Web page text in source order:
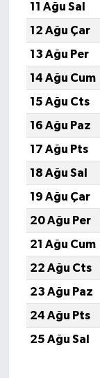
11 Ağu Sal
12 Ağu Çar
13 Ağu Per
14 Ağu Cum
15 Ağu Cts
16 Ağu Paz
17 Ağu Pts
18 Ağu Sal
19 Ağu Çar
20 Ağu Per
21 Ağu Cum
22 Ağu Cts
23 Ağu Paz
24 Ağu Pts
25 Ağu Sal